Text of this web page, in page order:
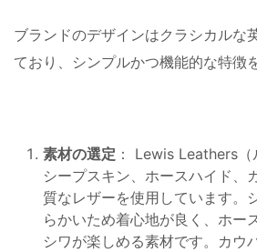
ブランドのデザインはクラシカルな
ており、シンプルかつ機能的な特徴
素材の選定 ： Lewis Leathers（
シープスキン、ホースハイド、
質なレザーを使用しています。
らかいため着心地が良く、ホー
シワが楽しめる素材です。カウ